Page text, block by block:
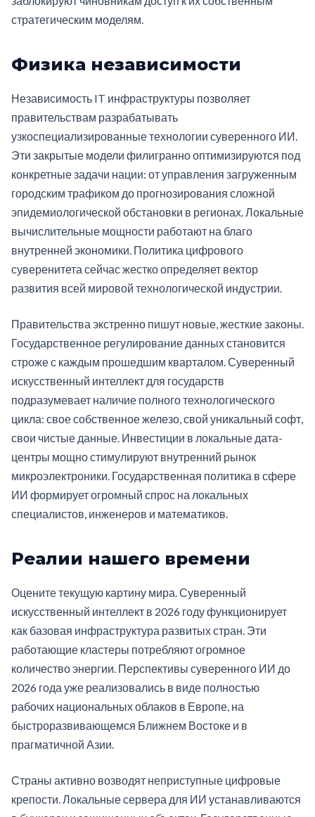
стратегическим моделям.
Физика независимости
Независимость IT инфраструктуры позволяет
правительствам разрабатывать
узкоспециализированные технологии суверенного ИИ.
Эти закрытые модели филигранно оптимизируются под
конкретные задачи нации: от управления загруженным
городским трафиком до прогнозирования сложной
эпидемиологической обстановки в регионах. Локальные
вычислительные мощности работают на благо
внутренней экономики. Политика цифрового
суверенитета сейчас жестко определяет вектор
развития всей мировой технологической индустрии.
Правительства экстренно пишут новые, жесткие законы.
Государственное регулирование данных становится
строже с каждым прошедшим кварталом. Суверенный
искусственный интеллект для государств
подразумевает наличие полного технологического
цикла: свое собственное железо, свой уникальный софт,
свои чистые данные. Инвестиции в локальные дата-
центры мощно стимулируют внутренний рынок
микроэлектроники. Государственная политика в сфере
ИИ формирует огромный спрос на локальных
специалистов, инженеров и математиков.
Реалии нашего времени
Оцените текущую картину мира. Суверенный
искусственный интеллект в 2026 году функционирует
как базовая инфраструктура развитых стран. Эти
работающие кластеры потребляют огромное
количество энергии. Перспективы суверенного ИИ до
2026 года уже реализовались в виде полностью
рабочих национальных облаков в Европе, на
быстроразвивающемся Ближнем Востоке и в
прагматичной Азии.
Страны активно возводят неприступные цифровые
крепости. Локальные сервера для ИИ устанавливаются